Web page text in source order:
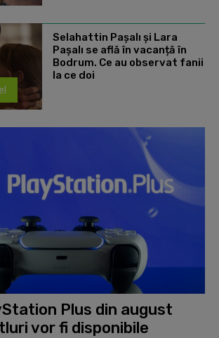
Selahattin Paşalı și Lara
Paşalı se află în vacanță în
Bodrum. Ce au observat fanii
la ce doi
Plus din august
vor fi disponibile